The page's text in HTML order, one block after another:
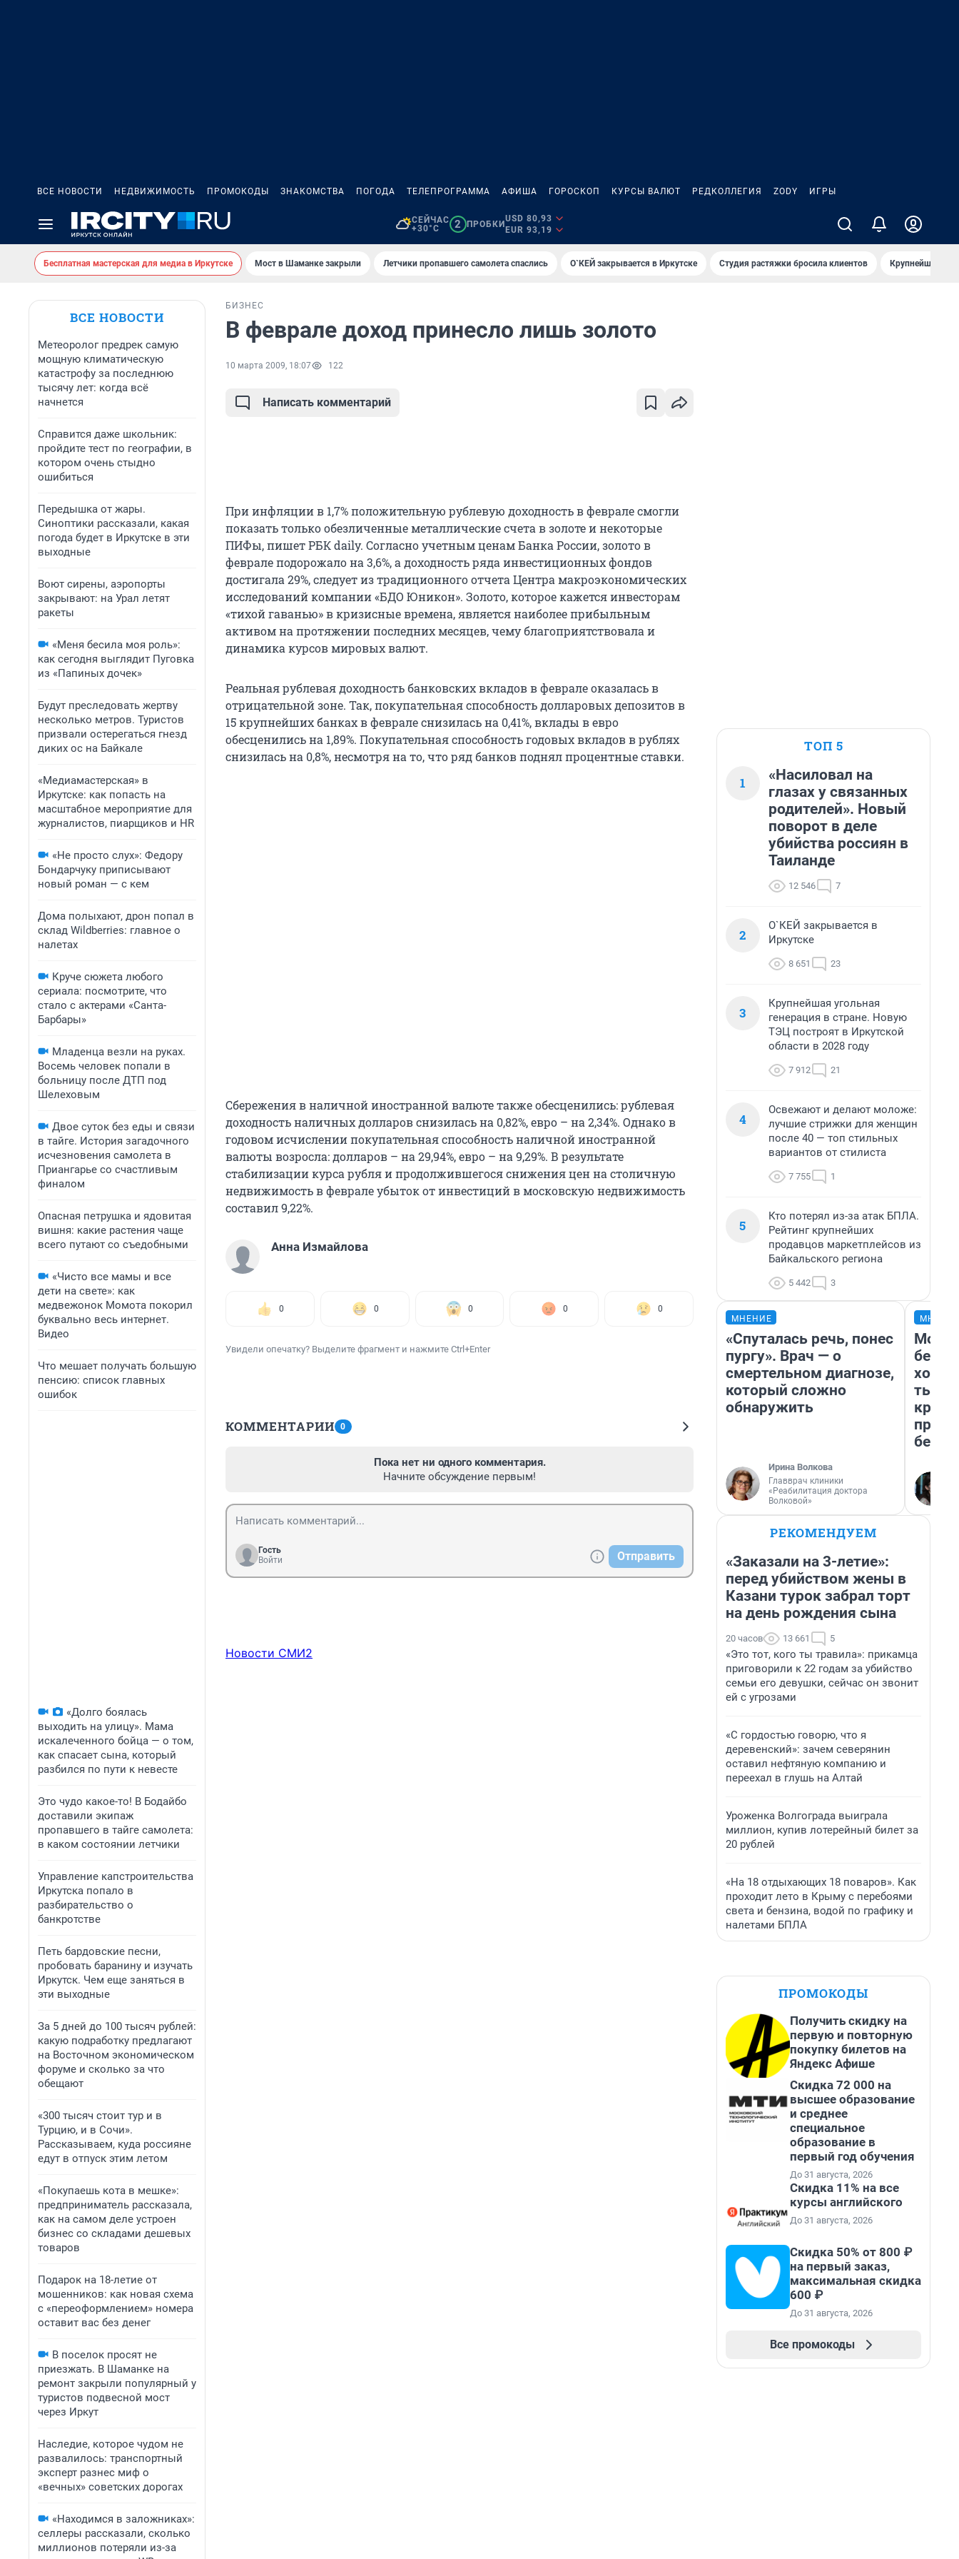
ВСЕ НОВОСТИ НЕДВИЖИМОСТЬ ПРОМОКОДЫ ЗНАКОМСТВА ПОГОДА ТЕЛЕПРОГРАММА АФИША ГОРОСКОП КУРСЫ ВАЛЮТ РЕДКОЛЛЕГИЯ ZODY ИГРЫ
СЕЙЧАС
+30°C
2 ПРОБКИ
USD 80,93
EUR 93,19
Бесплатная мастерская для медиа в Иркутске Мост в Шаманке закрыли Летчики пропавшего самолета спаслись О`КЕЙ закрывается в Иркутске Студия растяжки бросила клиентов Крупнейшие
ВСЕ НОВОСТИ
Метеоролог предрек самую
мощную климатическую
катастрофу за последнюю
тысячу лет: когда всё
начнется
Справится даже школьник:
пройдите тест по географии, в
котором очень стыдно
ошибиться
Передышка от жары.
Синоптики рассказали, какая
погода будет в Иркутске в эти
выходные
Воют сирены, аэропорты
закрывают: на Урал летят
ракеты
«Меня бесила моя роль»:
как сегодня выглядит Пуговка
из «Папиных дочек»
Будут преследовать жертву
несколько метров. Туристов
призвали остерегаться гнезд
диких ос на Байкале
«Медиамастерская» в
Иркутске: как попасть на
масштабное мероприятие для
журналистов, пиарщиков и HR
«Не просто слух»: Федору
Бондарчуку приписывают
новый роман — с кем
Дома полыхают, дрон попал в
склад Wildberries: главное о
налетах
Круче сюжета любого
сериала: посмотрите, что
стало с актерами «Санта-
Барбары»
Младенца везли на руках.
Восемь человек попали в
больницу после ДТП под
Шелеховым
Двое суток без еды и связи
в тайге. История загадочного
исчезновения самолета в
Приангарье со счастливым
финалом
Опасная петрушка и ядовитая
вишня: какие растения чаще
всего путают со съедобными
«Чисто все мамы и все
дети на свете»: как
медвежонок Момота покорил
буквально весь интернет.
Видео
Что мешает получать большую
пенсию: список главных
ошибок
«Долго боялась
выходить на улицу». Мама
искалеченного бойца — о том,
как спасает сына, который
разбился по пути к невесте
Это чудо какое-то! В Бодайбо
доставили экипаж
пропавшего в тайге самолета:
в каком состоянии летчики
Управление капстроительства
Иркутска попало в
разбирательство о
банкротстве
Петь бардовские песни,
пробовать баранину и изучать
Иркутск. Чем еще заняться в
эти выходные
За 5 дней до 100 тысяч рублей:
какую подработку предлагают
на Восточном экономическом
форуме и сколько за что
обещают
«300 тысяч стоит тур и в
Турцию, и в Сочи».
Рассказываем, куда россияне
едут в отпуск этим летом
«Покупаешь кота в мешке»:
предприниматель рассказала,
как на самом деле устроен
бизнес со складами дешевых
товаров
Подарок на 18-летие от
мошенников: как новая схема
с «переоформлением» номера
оставит вас без денег
В поселок просят не
приезжать. В Шаманке на
ремонт закрыли популярный у
туристов подвесной мост
через Иркут
Наследие, которое чудом не
развалилось: транспортный
эксперт разнес миф о
«вечных» советских дорогах
«Находимся в заложниках»:
селлеры рассказали, сколько
миллионов потеряли из-за
БИЗНЕС
В феврале доход принесло лишь золото
10 марта 2009, 18:07 122
Написать комментарий
При инфляции в 1,7% положительную рублевую доходность в феврале смогли
показать только обезличенные металлические счета в золоте и некоторые
ПИФы, пишет РБК daily. Согласно учетным ценам Банка России, золото в
феврале подорожало на 3,6%, а доходность ряда инвестиционных фондов
достигала 29%, следует из традиционного отчета Центра макроэкономических
исследований компании «БДО Юникон». Золото, которое кажется инвесторам
«тихой гаванью» в кризисные времена, является наиболее прибыльным
активом на протяжении последних месяцев, чему благоприятствовала и
динамика курсов мировых валют.
Реальная рублевая доходность банковских вкладов в феврале оказалась в
отрицательной зоне. Так, покупательная способность долларовых депозитов в
15 крупнейших банках в феврале снизилась на 0,41%, вклады в евро
обесценились на 1,89%. Покупательная способность годовых вкладов в рублях
снизилась на 0,8%, несмотря на то, что ряд банков поднял процентные ставки.
Сбережения в наличной иностранной валюте также обесценились: рублевая
доходность наличных долларов снизилась на 0,82%, евро – на 2,34%. Однако в
годовом исчислении покупательная способность наличной иностранной
валюты возросла: долларов – на 29,94%, евро – на 9,29%. В результате
стабилизации курса рубля и продолжившегося снижения цен на столичную
недвижимость в феврале убыток от инвестиций в московскую недвижимость
составил 9,22%.
Анна Измайлова
0 0 0 0 0
Увидели опечатку? Выделите фрагмент и нажмите Ctrl+Enter
КОММЕНТАРИИ 0
Пока нет ни одного комментария.
Начните обсуждение первым!
Гость
Войти
Отправить
Новости СМИ2
ТОП 5
1
«Насиловал на
глазах у связанных
родителей». Новый
поворот в деле
убийства россиян в
Таиланде
12 546 7
2
О`КЕЙ закрывается в
Иркутске
8 651 23
3
Крупнейшая угольная
генерация в стране. Новую
ТЭЦ построят в Иркутской
области в 2028 году
7 912 21
4
Освежают и делают моложе:
лучшие стрижки для женщин
после 40 — топ стильных
вариантов от стилиста
7 755 1
5
Кто потерял из-за атак БПЛА.
Рейтинг крупнейших
продавцов маркетплейсов из
Байкальского региона
5 442 3
МНЕНИЕ
«Спуталась речь, понес
пургу». Врач — о
смертельном диагнозе,
который сложно
обнаружить
Ирина Волкова
Главврач клиники
«Реабилитация доктора
Волковой»
Мой
РЕКОМЕНДУЕМ
«Заказали на 3-летие»:
перед убийством жены в
Казани турок забрал торт
на день рождения сына
20 часов 13 661 5
«Это тот, кого ты травила»: прикамца
приговорили к 22 годам за убийство
семьи его девушки, сейчас он звонит
ей с угрозами
«С гордостью говорю, что я
деревенский»: зачем северянин
оставил нефтяную компанию и
переехал в глушь на Алтай
Уроженка Волгограда выиграла
миллион, купив лотерейный билет за
20 рублей
«На 18 отдыхающих 18 поваров». Как
проходит лето в Крыму с перебоями
света и бензина, водой по графику и
налетами БПЛА
ПРОМОКОДЫ
Получить скидку на
первую и повторную
покупку билетов на
Яндекс Афише
Скидка 72 000 на
высшее образование
и среднее
специальное
образование в
первый год обучения
До 31 августа, 2026
Скидка 11% на все
курсы английского
До 31 августа, 2026
Скидка 50% от 800 ₽
на первый заказ,
максимальная скидка
600 ₽
До 31 августа, 2026
Все промокоды